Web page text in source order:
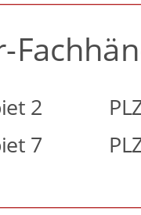
7
2